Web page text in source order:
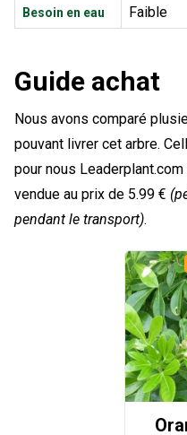
Besoin en eau Faible
Guide achat
Nous avons comparé
pouvant livrer cet arbre.
pour nous
vendue au prix de 5.99 €
pendant le transport).